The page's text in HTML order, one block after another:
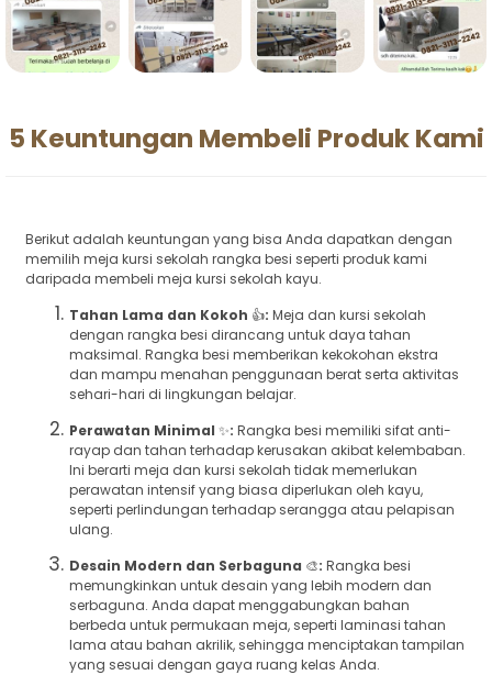
5 Keuntungan Membeli Produk Kami
Berikut adalah keuntungan yang bisa Anda dapatkan dengan
memilih meja kursi sekolah rangka besi seperti produk kami
daripada membeli meja kursi sekolah kayu.
Tahan Lama dan Kokoh 👍: Meja dan kursi sekolah
dengan rangka besi dirancang untuk daya tahan
maksimal. Rangka besi memberikan kekokohan ekstra
dan mampu menahan penggunaan berat serta aktivitas
sehari-hari di lingkungan belajar.
Perawatan Minimal ✨: Rangka besi memiliki sifat anti-
rayap dan tahan terhadap kerusakan akibat kelembaban.
Ini berarti meja dan kursi sekolah tidak memerlukan
perawatan intensif yang biasa diperlukan oleh kayu,
seperti perlindungan terhadap serangga atau pelapisan
ulang.
Desain Modern dan Serbaguna 🎨: Rangka besi
memungkinkan untuk desain yang lebih modern dan
serbaguna. Anda dapat menggabungkan bahan
berbeda untuk permukaan meja, seperti laminasi tahan
lama atau bahan akrilik, sehingga menciptakan tampilan
yang sesuai dengan gaya ruang kelas Anda.